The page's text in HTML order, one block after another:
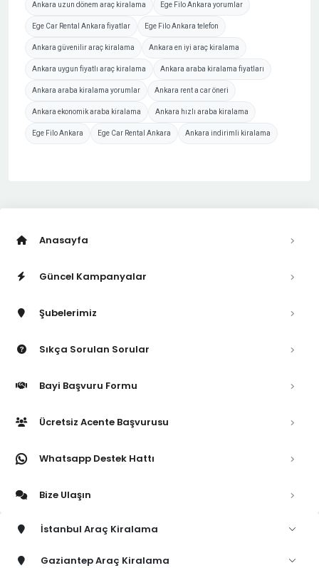
Ankara uzun dönem araç kiralama Ege Filo Ankara yorumlar
Ege Car Rental Ankara fiyatlar Ege Filo Ankara telefon
Ankara güvenilir araç kiralama Ankara en iyi araç kiralama
Ankara uygun fiyatlı araç kiralama Ankara araba kiralama fiyatları
Ankara araba kiralama yorumlar Ankara rent a car öneri
Ankara ekonomik araba kiralama Ankara hızlı araba kiralama
Ege Filo Ankara Ege Car Rental Ankara Ankara indirimli kiralama
Anasayfa
Güncel Kampanyalar
Şubelerimiz
Sıkça Sorulan Sorular
Bayi Başvuru Formu
Ücretsiz Acente Başvurusu
Whatsapp Destek Hattı
Bize Ulaşın
İstanbul Araç Kiralama
Gaziantep Araç Kiralama